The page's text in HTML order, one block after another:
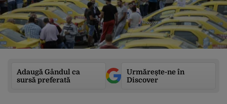
Adaugă Gândul ca
sursă preferată
Urmărește-ne în
Discover